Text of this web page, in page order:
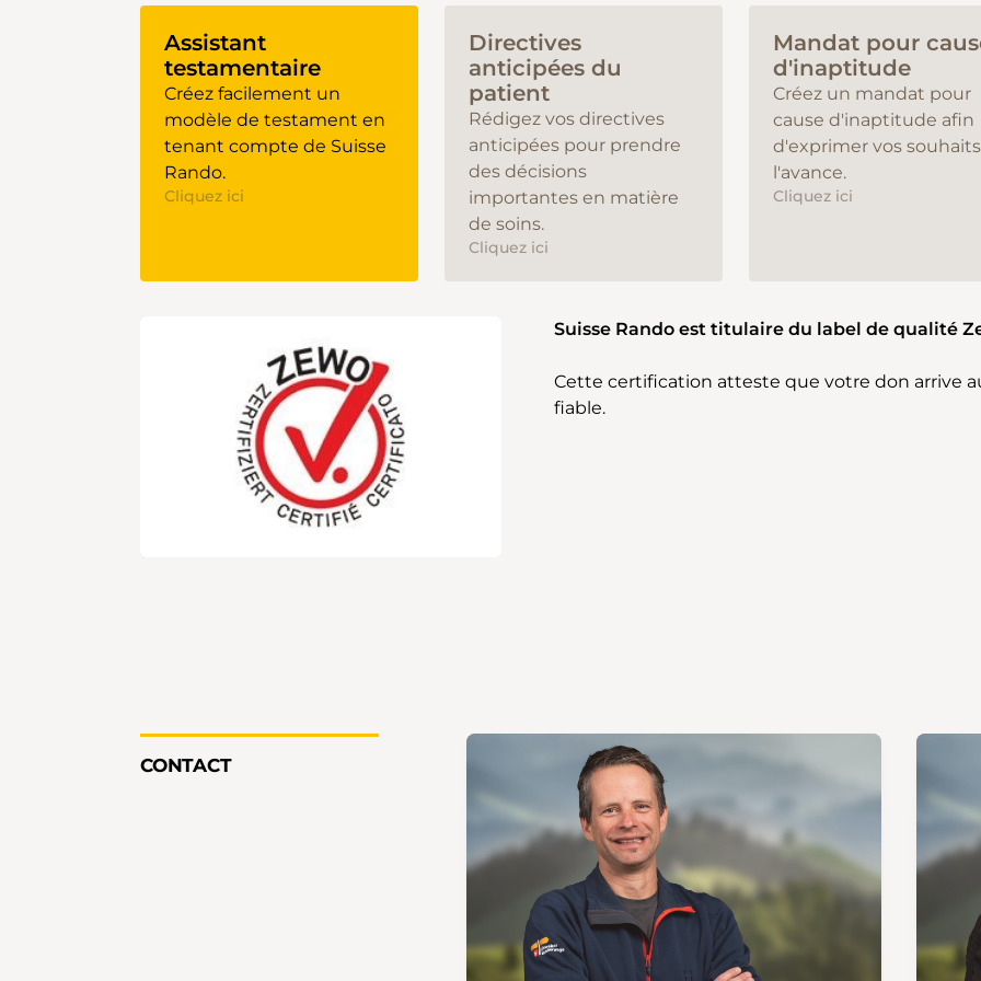
Assistant
testamentaire
Créez facilement un
modèle de testament en
tenant compte de Suisse
Rando.
Cliquez ici
Directives
anticipées du
patient
Rédigez vos directives
anticipées pour prendre
des décisions
importantes en matière
de soins.
Cliquez ici
Mandat pour
d'inaptitude
Créez un mandat pour
cause d'inaptitude afin
d'exprimer vos
l'avance.
Cliquez ici
Suisse Rando est titulaire du label de qualité
Cette certification atteste que votre don arrive
fiable.
CONTACT